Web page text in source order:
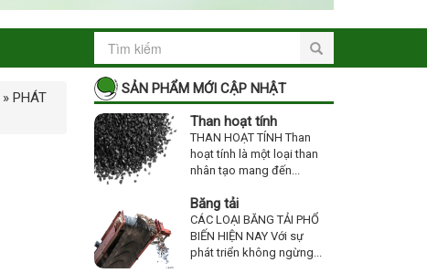
» PHÁT
SẢN PHẨM MỚI CẬP NHẬT
Than hoạt tính
THAN HOẠT TÍNH Than
hoạt tính là một loại than
nhân tạo mang đến...
Băng tải
CÁC LOẠI BĂNG TẢI PHỔ
BIẾN HIỆN NAY Với sự
phát triển không ngừng...